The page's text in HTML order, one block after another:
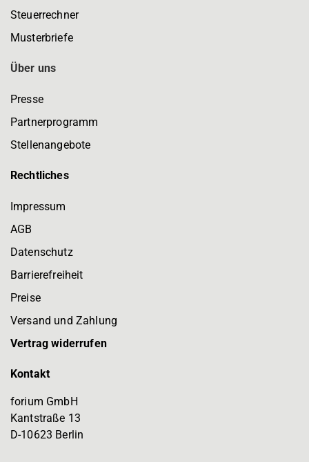
Steuerrechner
Musterbriefe
Über uns
Presse
Partnerprogramm
Stellenangebote
Rechtliches
Impressum
AGB
Datenschutz
Barrierefreiheit
Preise
Versand und Zahlung
Vertrag widerrufen
Kontakt
forium GmbH
Kantstraße 13
D-10623 Berlin